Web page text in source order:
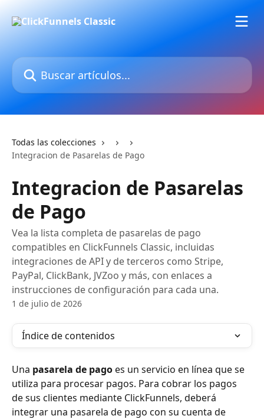
Buscar artículos...
Todas las colecciones
Integracion de Pasarelas de Pago
Integracion de Pasarelas
de Pago
Vea la lista completa de pasarelas de pago
compatibles en ClickFunnels Classic, incluidas
integraciones de API y de terceros como Stripe,
PayPal, ClickBank, JVZoo y más, con enlaces a
instrucciones de configuración para cada una.
1 de julio de 2026
Índice de contenidos
Una pasarela de pago es un servicio en línea que se
utiliza para procesar pagos. Para cobrar los pagos
de sus clientes mediante ClickFunnels, deberá
integrar una pasarela de pago con su cuenta de